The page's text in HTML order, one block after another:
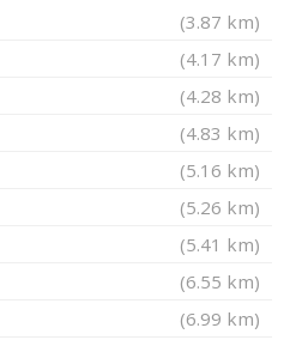
(3.87 km)
(4.17 km)
(4.28 km)
(4.83 km)
(5.16 km)
(5.26 km)
(5.41 km)
(6.55 km)
(6.99 km)